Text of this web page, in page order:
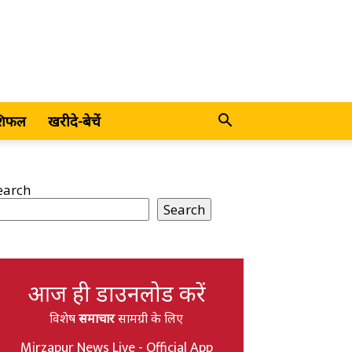
खरीदे-बेचें
Search
आज ही डाउनलोड करें
विशेषसमाचारसामग्री के लिए